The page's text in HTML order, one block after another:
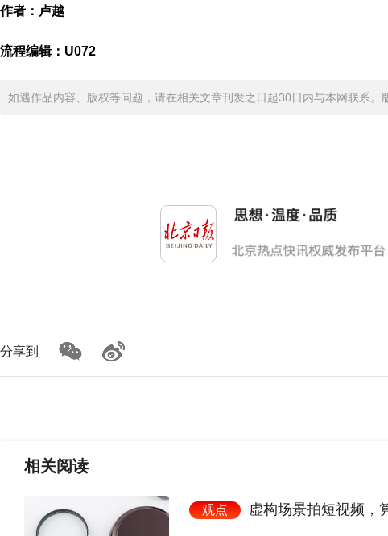
作者：卢越
流程编辑：U072
如遇作品内容、版权等问题，请在相关文章刊发之日起30日内与本网联系
分享到
相关阅读
观点 虚构场景拍短视频，